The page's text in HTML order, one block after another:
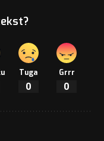
Tuga
0
Grrr
0